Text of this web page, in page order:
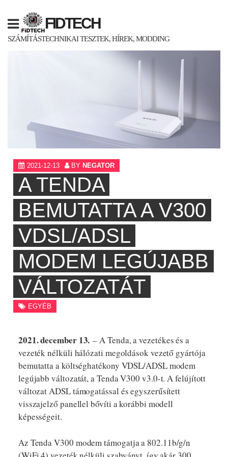
content
FIDTECH
SZÁMÍTÁSTECHNIKAI TESZTEK, HÍREK, MODDING
2021-12-13 BY NEGATOR
A TENDA
BEMUTATTA A V300
VDSL/ADSL
MODEM LEGÚJABB
VÁLTOZATÁT
EGYÉB
2021. december 13. – A Tenda, a vezetékes és a
vezeték nélküli hálózati megoldások vezető gyártója
bemutatta a költséghatékony VDSL/ADSL modem
legújabb változatát, a Tenda V300 v3.0-t. A felújított
változat ADSL támogatással és egyszerűsített
visszajelző panellel bővíti a korábbi modell
képességeit.
Az Tenda V300 modem támogatja a 802.11b/g/n